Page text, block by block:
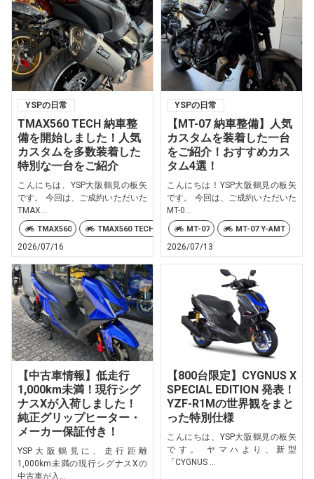
YSPの日常
TMAX560 TECH 納車整
備を開始しました！人気
カスタムを多数装着した
特別な一台をご紹介
こんにちは、YSP大阪鶴見の板矢
です。 今回は、ご成約いただいた
TMAX...
TMAX560 TMAX560 TECH MAX
2026/07/16
YSPの日常
【MT-07 納車整備】人気
カスタムを装着した一台
をご紹介！おすすめカス
タム4選！
こんにちは！YSP大阪鶴見の板矢
です。 今回は、ご成約いただいた
MT-0...
MT-07 MT-07 Y-AMT
2026/07/13
【中古車情報】低走行
1,000km未満！現行シグ
ナスXが入荷しました！
純正グリップヒーター・
メーカー保証付き！
YSP大阪鶴見に、走行距離
1,000km未満の現行シグナスXの
中古車が入...
【800台限定】CYGNUS X
SPECIAL EDITION 発表！
YZF-R1Mの世界観をまと
った特別仕様
こんにちは、YSP大阪鶴見の板矢
です。 ヤマハより、新型
「CYGNUS ...